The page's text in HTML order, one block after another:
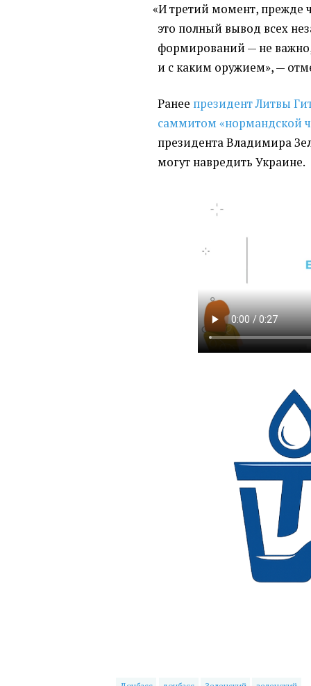
«И третий момент, прежде
это полный вывод всех
формирований — не
и с каким оружием», —
Ранее президент Литвы
саммитом«нормандской
президента Владимира
могут навредить Украине.